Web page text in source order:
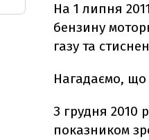
На 1 липня
бензину
газу та
Нагадаємо, що
З грудня 2010
показником